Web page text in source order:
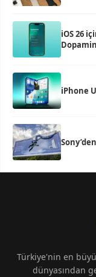
iOS 26
iPhone
Türkiye'nin en
dünyasından